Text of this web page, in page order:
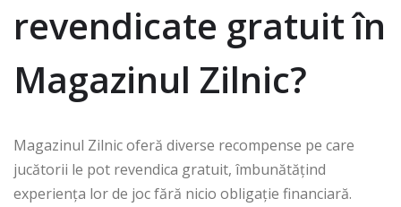
revendicate gratuit în
Magazinul Zilnic?
Magazinul Zilnic oferă diverse recompense pe care
jucătorii le pot revendica gratuit, îmbunătățind
experiența lor de joc fără nicio obligație financiară.